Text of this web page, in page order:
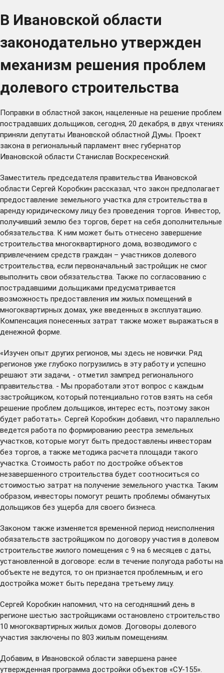
В Ивановской области
законодательно утвержден
механизм решения проблем
долевого строительства
Поправки в областной закон, нацеленные на решение проблем
пострадавших дольщиков, сегодня, 20 декабря, в двух чтениях
приняли депутаты Ивановской областной Думы. Проект
закона в региональный парламент внес губернатор
Ивановской области Станислав Воскресенский.
Заместитель председателя правительства Ивановской
области Сергей Коробкин рассказал, что закон предполагает
предоставление земельного участка для строительства в
аренду юридическому лицу без проведения торгов. Инвестор,
получивший землю без торгов, берет на себя дополнительные
обязательства. К ним может быть отнесено завершение
строительства многоквартирного дома, возводимого с
привлечением средств граждан – участников долевого
строительства, если первоначальный застройщик не смог
выполнить свои обязательства. Также по согласованию с
пострадавшими дольщиками предусматривается
возможность предоставления им жилых помещений в
многоквартирных домах, уже введенных в эксплуатацию.
Компенсация понесенных затрат также может выражаться в
денежной форме.
«Изучен опыт других регионов, мы здесь не новички. Ряд
регионов уже глубоко погрузились в эту работу и успешно
решают эти задачи, - отметил зампред регионального
правительства. - Мы проработали этот вопрос с каждым
застройщиком, который потенциально готов взять на себя
решение проблем дольщиков, интерес есть, поэтому закон
будет работать». Сергей Коробкин добавил, что параллельно
ведется работа по формированию реестра земельных
участков, которые могут быть предоставлены инвесторам
без торгов, а также методика расчета площади такого
участка. Стоимость работ по достройке объектов
незавершенного строительства будет соотноситься со
стоимостью затрат на получение земельного участка. Таким
образом, инвесторы помогут решить проблемы обманутых
дольщиков без ущерба для своего бизнеса.
Законом также изменяется временной период неисполнения
обязательств застройщиком по договору участия в долевом
строительстве жилого помещения с 9 на 6 месяцев с даты,
установленной в договоре: если в течение полугода работы на
объекте не ведутся, то он признается проблемным, и его
достройка может быть передана третьему лицу.
Сергей Коробкин напомнил, что на сегодняшний день в
регионе шестью застройщиками остановлено строительство
10 многоквартирных жилых домов. Договоры долевого
участия заключены по 803 жилым помещениям.
Добавим, в Ивановской области завершена ранее
утвержденная программа достройки объектов «СУ-155».